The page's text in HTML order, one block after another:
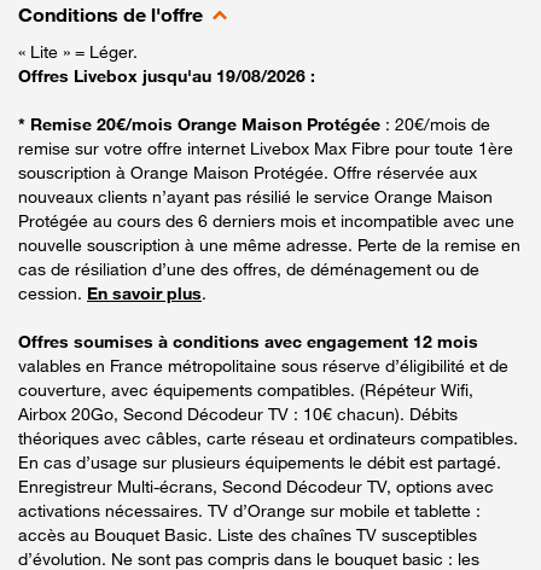
Conditions de l'offre
« Lite » = Léger.
Offres Livebox jusqu'au 19/08/2026 :
* Remise 20€/mois Orange Maison Protégée : 20€/mois de
remise sur votre offre internet Livebox Max Fibre pour toute 1ère
souscription à Orange Maison Protégée. Offre réservée aux
nouveaux clients n’ayant pas résilié le service Orange Maison
Protégée au cours des 6 derniers mois et incompatible avec une
nouvelle souscription à une même adresse. Perte de la remise en
cas de résiliation d’une des offres, de déménagement ou de
cession. En savoir plus.
Offres soumises à conditions avec engagement 12 mois
valables en France métropolitaine sous réserve d’éligibilité et de
couverture, avec équipements compatibles. (Répéteur Wifi,
Airbox 20Go, Second Décodeur TV : 10€ chacun). Débits
théoriques avec câbles, carte réseau et ordinateurs compatibles.
En cas d’usage sur plusieurs équipements le débit est partagé.
Enregistreur Multi-écrans, Second Décodeur TV, options avec
activations nécessaires. TV d’Orange sur mobile et tablette :
accès au Bouquet Basic. Liste des chaînes TV susceptibles
d’évolution. Ne sont pas compris dans le bouquet basic : les